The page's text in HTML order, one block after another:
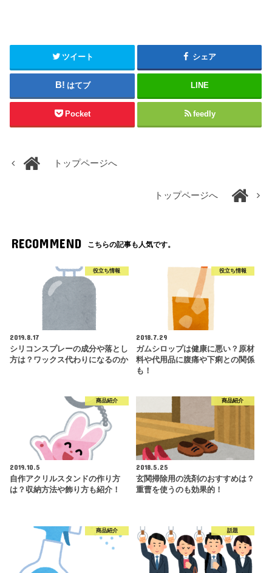
ツイート シェア
はてブ LINE
Pocket feedly
トップページへ
トップページへ
RECOMMEND こちらの記事も人気です。
役立ち情報
2019.8.17
シリコンスプレーの成分や落とし
方は？ワックス代わりになるのか
役立ち情報
2018.7.29
ガムシロップは健康に悪い？原材
料や代用品に腹痛や下痢との関係
も！
商品紹介
2019.10.5
自作アクリルスタンドの作り方
は？収納方法や飾り方も紹介！
商品紹介
2018.5.25
玄関掃除用の洗剤のおすすめは？
重曹を使うのも効果的！
商品紹介 話題